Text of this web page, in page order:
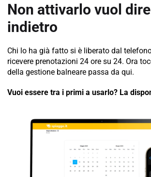
Non attivarlo vuol
indietro
Chi lo ha già fatto si è liberato dal
ricevere prenotazioni 24 ore su 24. Ora
della gestione balneare passa da qui.
Vuoi essere tra i primi a usarlo? La